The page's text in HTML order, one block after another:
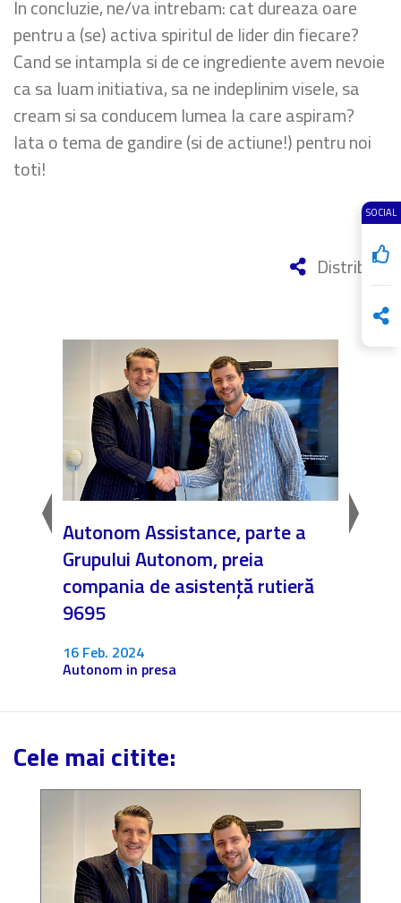
SOCIAL
In concluzie, ne/va intrebam: cat dureaza oare
pentru a (se) activa spiritul de lider din fiecare?
Cand se intampla si de ce ingrediente avem nevoie
ca sa luam initiativa, sa ne indeplinim visele, sa
cream si sa conducem lumea la care aspiram?
Iata o tema de gandire (si de actiune!) pentru noi
toti!
Distribuie
Autonom Assistance, parte a
Grupului Autonom, preia
compania de asistență rutieră
9695
16 Feb. 2024
Autonom in presa
Cele mai citite: